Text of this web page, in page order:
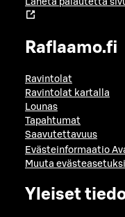
Lähetä palautetta
Raflaamo.fi
Ravintolat
Ravintolat kartalla
Lounas
Tapahtumat
Saavutettavuus
Evästeinformaatio
Muuta
Yleiset